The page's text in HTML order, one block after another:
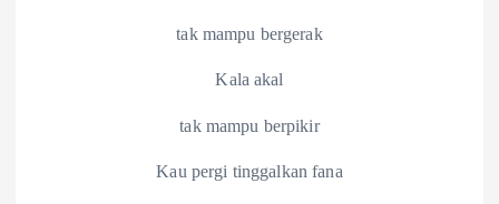
tak mampu bergerak
Kala akal
tak mampu berpikir
Kau pergi tinggalkan fana